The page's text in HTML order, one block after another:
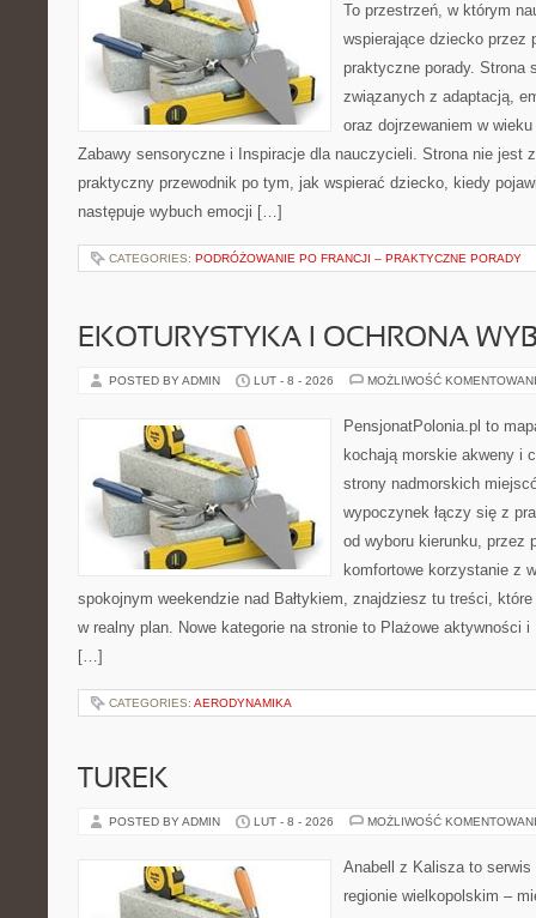
To przestrzeń, w którym
wspierające dziecko przez
praktyczne porady. Strona
związanych z adaptacją,
oraz dojrzewaniem w
Zabawy sensoryczne i Inspiracje dla nauczycieli. Strona nie jest
praktyczny przewodnik po tym, jak wspierać dziecko, kiedy
następuje wybuch emocji […]
CATEGORIES: PODRÓŻOWANIE PO FRANCJI – PRAKTYCZNE PORADY
EKOTURYSTYKA I OCHRONA
POSTED BY ADMIN LUT - 8 - 2026 MOŻLIWOŚĆ
PensjonatPolonia.pl to
kochają morskie akweny i
strony nadmorskich
wypoczynek łączy się z
od wyboru kierunku, przez
komfortowe korzystanie z
spokojnym weekendzie nad Bałtykiem, znajdziesz tu treści,
w realny plan. Nowe kategorie na stronie to Plażowe aktywności i
[…]
CATEGORIES: AERODYNAMIKA
TUREK
POSTED BY ADMIN LUT - 8 - 2026 MOŻLIWOŚĆ
Anabell z Kalisza to
regionie wielkopolskim –